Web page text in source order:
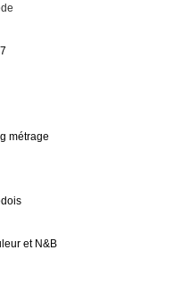
métrage
et N&B